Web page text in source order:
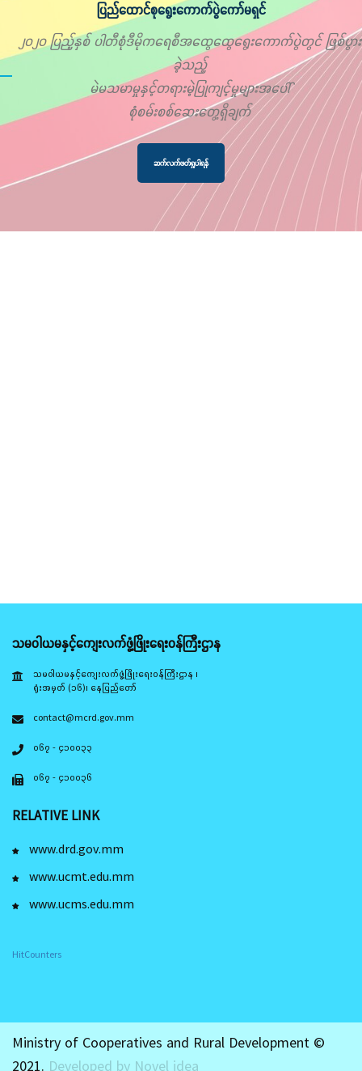
ပြည်ထောင်စုရွေးကောက်ပွဲကော်မရှင်
၂၀၂၀ ပြည့်နှစ် ပါတီစုံဒီမိုကရေစီအထွေထွေရွေးကောက်ပွဲတွင် ဖြစ်ပွား
ခဲ့သည့်
မဲမသမာမှုနှင့်တရားမဲ့ပြုကျင့်မှုများအပေါ်
စုံစမ်းစစ်ဆေးတွေ့ရှိချက်
ဆက်လက်ဖတ်ရှုပါရန်
သမဝါယမနှင့်ကျေးလက်ဖွံ့ဖြိုးရေးဝန်ကြီးဌာန
သမဝါယမနှင့်ကျေးလက်ဖွံ့ဖြိုးရေးဝန်ကြီးဌာန ၊
ရုံးအမှတ် (၁၆)၊ နေပြည်တော်
contact@mcrd.gov.mm
၀၆၇ - ၄၁၀၀၃၃
၀၆၇ - ၄၁၀၀၃၆
RELATIVE LINK
www.drd.gov.mm
www.ucmt.edu.mm
www.ucms.edu.mm
HitCounters
Ministry of Cooperatives and Rural Development ©
2021. Developed by Novel idea